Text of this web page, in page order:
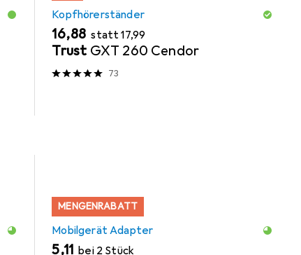
Kopfhörerständer
EUR
16,88 stattEUR
17,99
Trust GXT 260 Cendor
73
MENGENRABATT
Mobilgerät Adapter
EUR
5,11 bei 2 Stück